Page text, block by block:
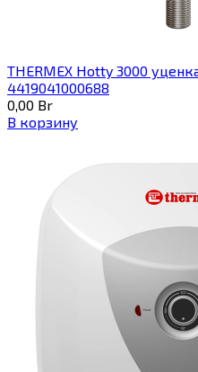
THERMEX Hotty 3000
4419041000688
0,00 Br
В корзину